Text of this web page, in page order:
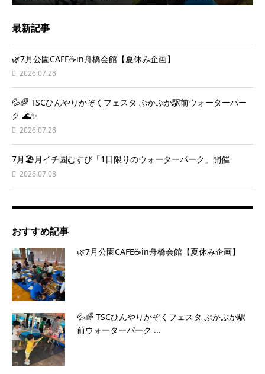
最新記事
🌿7月公園CAFE☕️in舟橋会館【夏休み企画】
2026.07.28
💦🌈 TSCひんやりかぞくフェスタ ぷかぷか駅前ウォーターパー
ク 🌊✨
2026.07.28
7月🏖️月イチ園むすび「1日限りのウォーターパーク」開催
2026.07.08
おすすめ記事
🌿7月公園CAFE☕️in舟橋会館【夏休み企画】
💦🌈 TSCひんやりかぞくフェスタ ぷかぷか駅
前ウォーターパーク ...